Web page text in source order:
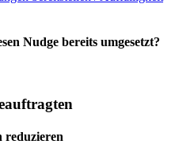
Nudge bereits umgesetzt?
reduzieren